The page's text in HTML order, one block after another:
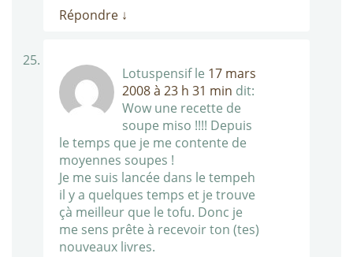
Répondre ↓
Lotuspensifle 17 mars
2008 à 23 h 31 min dit:
Wow une recette de
soupe miso !!!! Depuis
le temps que je me contente de
moyennes soupes !
Je me suis lancée dans le tempeh
il y a quelques temps et je trouve
çà meilleur que le tofu. Donc je
me sens prête à recevoir ton (tes)
nouveaux livres.